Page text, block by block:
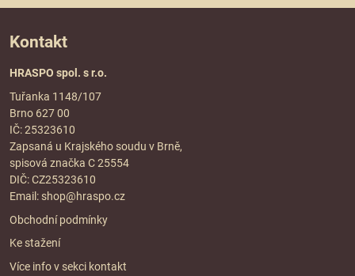
Kontakt
HRASPO spol. s r.o.
Tuřanka 1148/107
Brno 627 00
IČ: 25323610
Zapsaná u Krajského soudu v Brně,
spisová značka C 25554
DIČ: CZ25323610
Email: shop@hraspo.cz
Obchodní podmínky
Ke stažení
Více info v sekci kontakt